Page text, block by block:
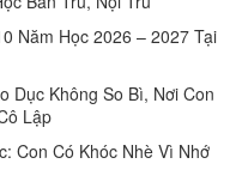
Năm Học 2026 – 2027 Tại
Dục Không So Bì, Nơi Con
Lập
Con Có Khóc Nhè Vì Nhớ